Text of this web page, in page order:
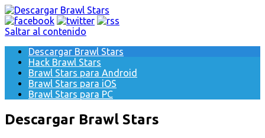
Saltar al contenido
Descargar Brawl Stars
Hack Brawl Stars
Brawl Stars para Android
Brawl Stars para iOS
Brawl Stars para PC
Descargar Brawl Stars